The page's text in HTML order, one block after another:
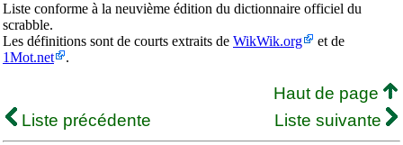
Liste conforme à la neuvième édition du dictionnaire officiel du
scrabble.
Les définitions sont de courts extraits de WikWik.org
et de
1Mot.net
.
Haut de page
Liste précédente
Liste suivante